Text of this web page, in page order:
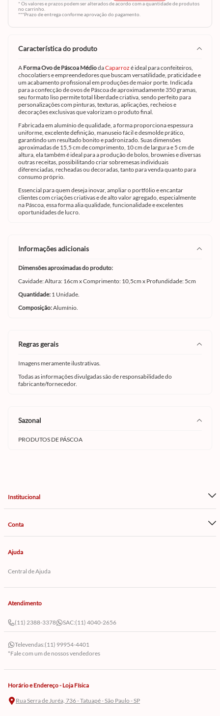
* Os valores e prazos podem ser alterados de acordo com a quantidade de produtos
no carrinho.
***Prazo de entrega conforme aprovação do pagamento.
característica do produto
A Forma Ovo de Páscoa MédiodaCaparroz é ideal para confeiteiros,
chocolatiers e empreendedores que buscam versatilidade, praticidade e
um acabamento profissional em produções de maior porte. Indicada
para a confecção de ovos de Páscoa de aproximadamente 350 gramas,
seu formato liso permite total liberdade criativa, sendo perfeito para
personalizações com pinturas, texturas, aplicações, recheios e
decorações exclusivas que valorizam o produto final.
Fabricada em alumínio de qualidade, a forma proporciona espessura
uniforme, excelente definição, manuseio fácil e desmolde prático,
garantindo um resultado bonito e padronizado. Suas dimensões
aproximadas de 15,5 cm de comprimento, 10 cm de largura e 5 cm de
altura, ela também é ideal para a produção de bolos, brownies e diversas
outras receitas, possibilitando criar sobremesas individuais
diferenciadas, recheadas ou decoradas, tanto para venda quanto para
consumo próprio.
Essencial para quem deseja inovar, ampliar o portfólio e encantar
clientes com criações criativas e de alto valor agregado, especialmente
na Páscoa, essa forma alia qualidade, funcionalidade e excelentes
oportunidades de lucro.
informações adicionais
Dimensões aproximadas do produto:
Cavidade: Altura: 16cm x Comprimento: 10,5cm x Profundidade: 5cm
Quantidade: 1 Unidade.
Composição:Alumínio.
regras gerais
Imagens meramente ilustrativas.
Todas as informações divulgadas são de responsabilidade do
fabricante/fornecedor.
sazonal
PRODUTOS DE PÁSCOA
Institucional
Conta
Ajuda
Central de Ajuda
Atendimento
(11) 2388-3378 SAC:(11) 4040-2656
Televendas:(11) 99954-4401
*Fale com um de nossos vendedores
Horário e Endereço - Loja Física
Rua Serra de Juréa, 736 - Tatuapé - São Paulo - SP